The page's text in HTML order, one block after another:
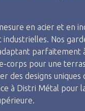
en acier et en
Nos
parfaitement
corps pour une
des designs uniques
à Distri Métal pour